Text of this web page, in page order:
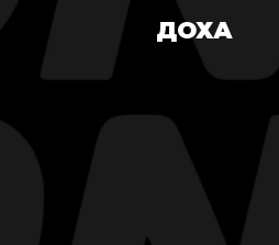
ДОХА